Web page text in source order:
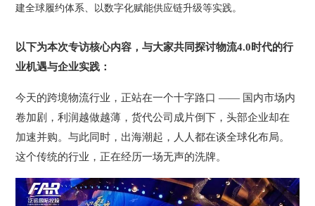
建全球履约体系、以数字化赋能供应链升级等实践。
以下为本次专访核心内容，与大家共同探讨物流4.0时代的行
业机遇与企业实践：
今天的跨境物流行业，正站在一个十字路口—— 国内市场内
卷加剧，利润越做越薄，货代公司成片倒下，头部企业却在
加速并购。与此同时，出海潮起，人人都在谈全球化布局。
这个传统的行业，正在经历一场无声的洗牌。